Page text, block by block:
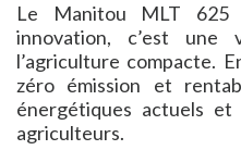
Le Manitou MLT 625
innovation, c’est une
l’agriculture compacte.
zéro émission et
énergétiques actuels
agriculteurs.